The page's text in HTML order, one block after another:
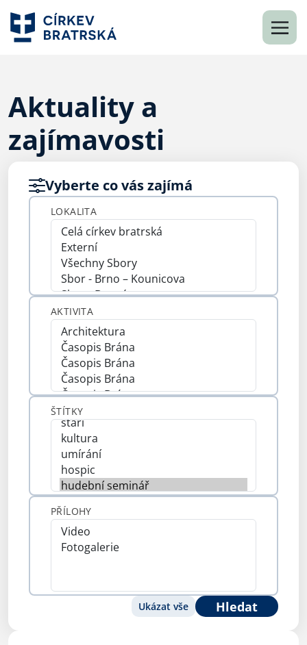
Aktuality a
zajímavosti
Vyberte co vás zajímá
LOKALITA
AKTIVITA
ŠTÍTKY
PŘÍLOHY
Ukázat vše Hledat